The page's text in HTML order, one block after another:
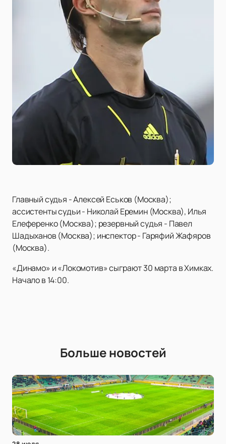
Главный судья - Алексей Еськов (Москва);
ассистенты судьи - Николай Еремин (Москва), Илья
Елеференко (Москва); резервный судья - Павел
Шадыханов (Москва); инспектор - Гаряфий Жафяров
(Москва).
«Динамо» и «Локомотив» сыграют 30 марта в Химках.
Начало в 14:00.
Больше новостей